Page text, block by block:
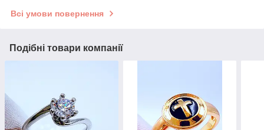
Всі умови повернення
Подібні товари компанії